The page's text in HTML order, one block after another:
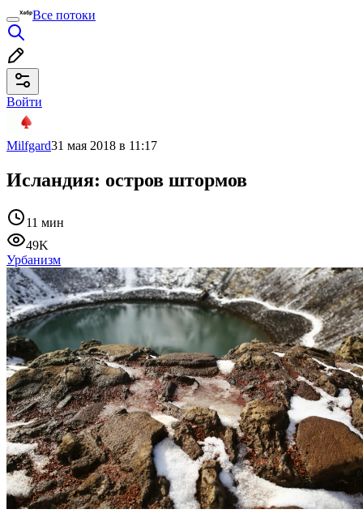
Все потоки
Войти
Milfgard31 мая 2018 в 11:17
Исландия: остров штормов
11 мин
49K
Урбанизм